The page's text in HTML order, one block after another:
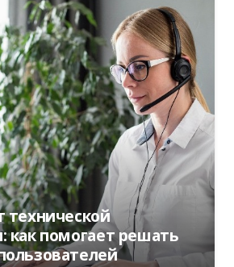
технической
как помогает решать